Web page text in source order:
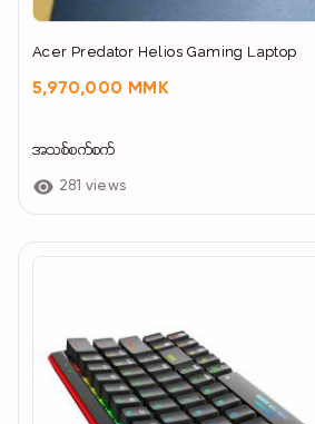
Acer Predator Helios Gaming Laptop
5,970,000 MMK
အသစ်စက်စက်
281 views